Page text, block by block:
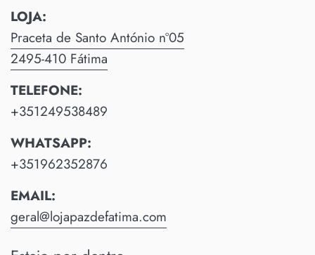
LOJA:
Praceta de Santo António nº05
2495-410 Fátima
TELEFONE:
+351249538489
WHATSAPP:
+351962352876
EMAIL:
geral@lojapazdefatima.com